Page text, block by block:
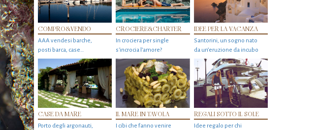
COMPRO&VENDO
AAA vendesi barche,
posti barca, case…
CROCIERE&CHARTER
In crociera per single
s'incrocia l’amore?
IDEE PER LA VACANZA
Santorini, un sogno nato
da un’eruzione da incubo
CASE DA MARE
Porto degli argonauti,
IL MARE IN TAVOLA
I cibi che fanno venire
REGALI SOTTO IL SOLE
Idee regalo per chi